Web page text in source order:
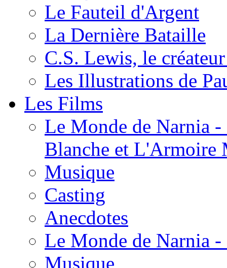
Le Fauteil d'Argent
La Dernière Bataille
C.S. Lewis, le
Les Illustrations de
Les Films
Le Monde de Narnia
Blanche et L'Armoire
Musique
Casting
Anecdotes
Le Monde de Narnia
Musique